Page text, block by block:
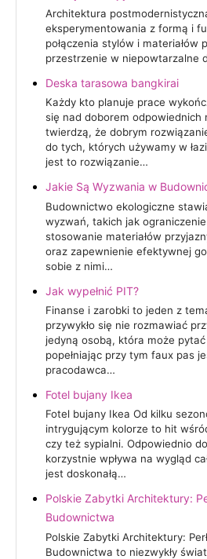
Architektura
eksperymentowania z formą i
połączenia stylów i materiałów
przestrzenie w niepowtarzalne
Deska tarasowa bangkirai
Każdy kto planuje prace
się nad doborem odpowiednich
twierdzą, że dobrym
do tych, których używamy w
jest to rozwiązanie…
Jakie Są Wyzwania w
Budownictwo ekologiczne
wyzwań, takich jak
stosowanie materiałów
oraz zapewnienie efektywnej
sobie z nimi…
Jak wypełnić PIT?
Finanse i zarobki to jeden z
przywykło się nie rozmawiać
jedyną osobą, która może
popełniając przy tym faux pas
pracodawca…
Fotel bujany Ikea
Fotel bujany Ikea Od kilku
intrygującym kolorze to hit
czy też sypialni. Odpowiednio
korzystnie wpływa na wygląd
jest doskonałą…
Polskie Zabytki Architektury:
Budownictwa
Polskie Zabytki Architektury:
Budownictwa to niezwykły